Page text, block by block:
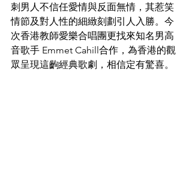
刺男人不信任愛情與反面無情，其惹笑
情節及對人性的細緻刻劃引人入勝。今
次香港教師愛樂合唱團更找來知名男高
音歌手 Emmet Cahill合作，為香港的觀
眾呈現這齣經典歌劇，相信定有驚喜。